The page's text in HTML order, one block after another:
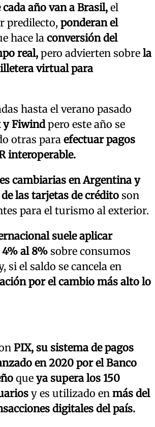
año van a Brasil, el
predilecto, ponderan el
hace la conversión del
real,pero advierten sobre la
virtual para
hasta el verano pasado
y Fiwindpero este año se
otras para efectuar pagos
interoperable.
cambiarias en Argentina y
las tarjetas de créditoson
para el turismo al exterior.
suele aplicar
al 8% sobre consumos
si el saldo se cancela en
por el cambio más alto lo
PIX, su sistema de pagos
en 2020 por el Banco
que ya supera los 150
y es utilizado en más del
digitales del país.